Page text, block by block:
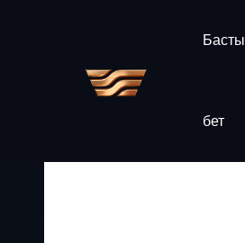
Басты
бет